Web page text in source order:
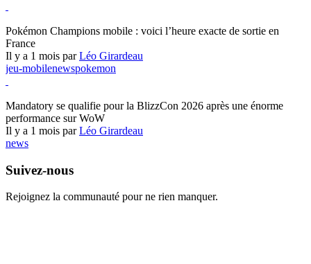
Pokémon Champions mobile : voici l’heure exacte de sortie en
France
Il y a 1 mois parLéo Girardeau
jeu-mobilenewspokemon
Mandatory se qualifie pour la BlizzCon 2026 après une énorme
performance sur WoW
Il y a 1 mois parLéo Girardeau
news
Suivez-nous
Rejoignez la communauté pour ne rien manquer.